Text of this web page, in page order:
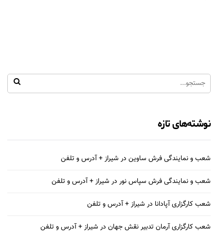
نوشته‌های تازه
شعب و نمایندگی فرش ساوین در شیراز + آدرس و تلفن
شعب و نمایندگی فرش سپاس نور در شیراز + آدرس و تلفن
شعب کارگزاری آپادانا در شیراز + آدرس و تلفن
شعب کارگزاری آرمان تدبیر نقش جهان در شیراز + آدرس و تلفن